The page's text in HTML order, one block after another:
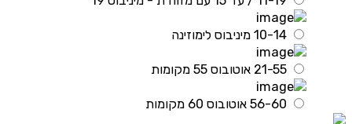
10-14 מיניבוס לימוזינה
21-55 אוטובוס 55 מקומות
56-60 אוטובוס 60 מקומות